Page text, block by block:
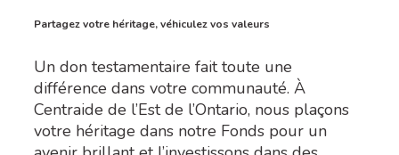
Partagez votre héritage, véhiculez vos valeurs
Un don testamentaire fait toute une
différence dans votre communauté. À
Centraide de l’Est de l’Ontario, nous plaçons
votre héritage dans notre Fonds pour un